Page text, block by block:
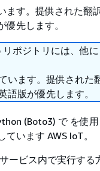
ます。提供された翻
先します。
リポジトリには、他
います。提供された
語版が優先します。
(Boto3) で を使
います AWS IoT。
ービス内で実行する